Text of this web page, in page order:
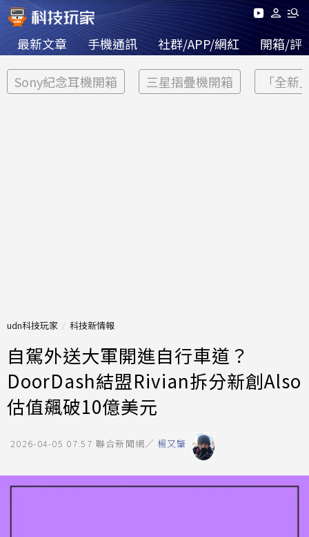
最新文章 手機通訊 社群/APP/網紅 開箱/評
Sony紀念耳機開箱 三星摺疊機開箱 「全新
udn科技玩家 科技新情報
自駕外送大軍開進自行車道？
DoorDash結盟Rivian拆分新創Also
估值飆破10億美元
2026-04-05 07:57 聯合新聞網／ 楊又肇